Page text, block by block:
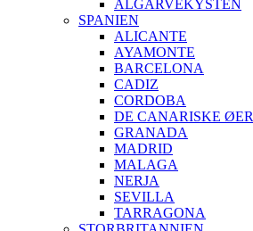
ALGARVEKYSTEN
SPANIEN
ALICANTE
AYAMONTE
BARCELONA
CADIZ
CORDOBA
DE CANARISKE ØER
GRANADA
MADRID
MALAGA
NERJA
SEVILLA
TARRAGONA